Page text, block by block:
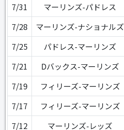
7/31
マーリンズ-パドレス
7/28
マーリンズ-ナショナルズ
7/25
パドレス-マーリンズ
7/21
Dバックス-マーリンズ
7/19
フィリーズ-マーリンズ
7/17
フィリーズ-マーリンズ
7/12
マーリンズ-レッズ